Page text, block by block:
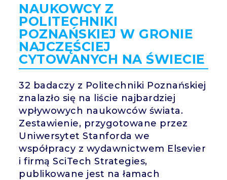
NAUKOWCY Z
POLITECHNIKI
POZNAŃSKIEJ W GRONIE
NAJCZĘŚCIEJ
CYTOWANYCH NA ŚWIECIE
32 badaczy z Politechniki Poznańskiej
znalazło się na liście najbardziej
wpływowych naukowców świata.
Zestawienie, przygotowane przez
Uniwersytet Stanforda we
współpracy z wydawnictwem Elsevier
i firmą SciTech Strategies,
publikowane jest na łamach